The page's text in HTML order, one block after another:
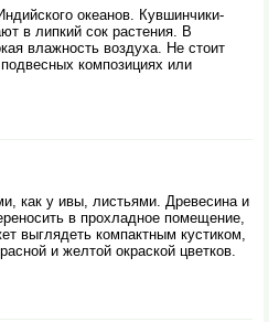
океанов. Кувшинчики-
в липкий сок растения. В
влажность воздуха. Не стоит
композициях или
как у ивы, листьями. Древесина и
в прохладное помещение,
выглядеть компактным кустиком,
и желтой окраской цветков.